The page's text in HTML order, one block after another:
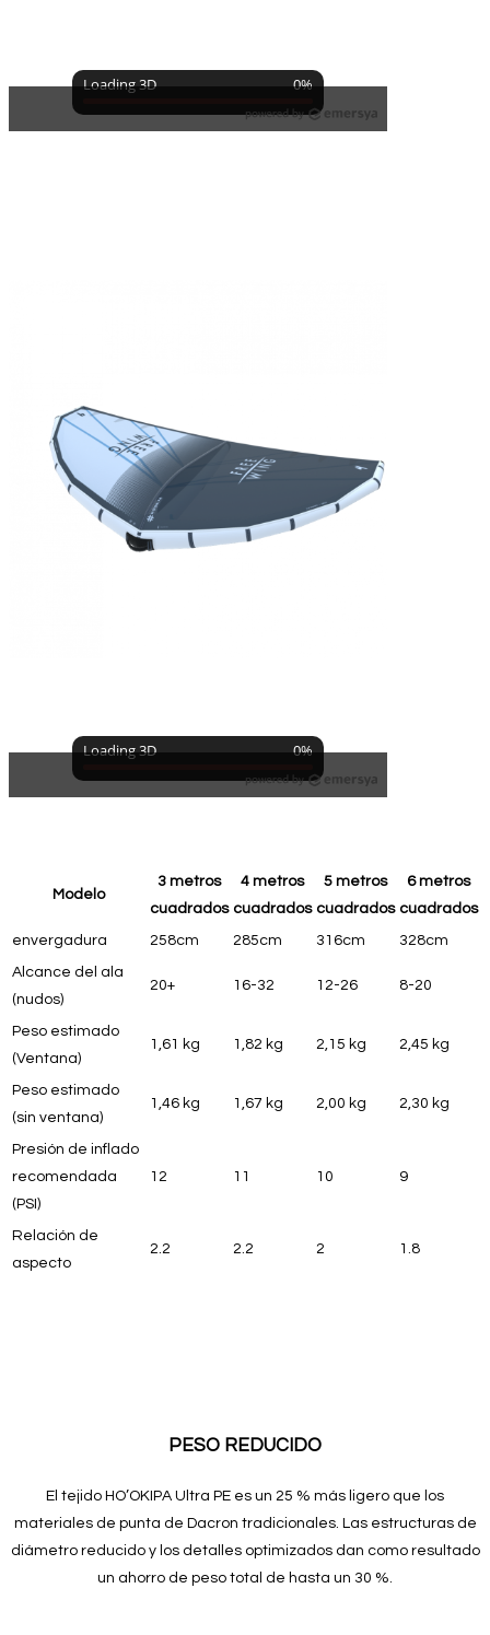
Modelo
3 metros
cuadrados
4 metros
cuadrados
5 metros
cuadrados
6 metros
cuadrados
envergadura 258cm 285cm 316cm 328cm
Alcance del ala
(nudos)
20+ 16-32 12-26 8-20
Peso estimado
(Ventana)
1,61 kg 1,82 kg 2,15 kg 2,45 kg
Peso estimado
(sin ventana)
1,46 kg 1,67 kg 2,00 kg 2,30 kg
Presión de inflado
recomendada
(PSI)
12 11 10 9
Relación de
aspecto
2.2 2.2 2 1.8
PESO REDUCIDO
El tejido HO’OKIPA Ultra PE es un 25 % más ligero que los
materiales de punta de Dacron tradicionales. Las estructuras de
diámetro reducido y los detalles optimizados dan como resultado
un ahorro de peso total de hasta un 30 %.